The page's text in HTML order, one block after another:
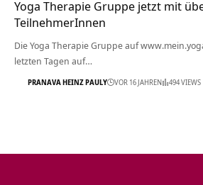
Yoga Therapie Gruppe jetzt mit
TeilnehmerInnen
Die Yoga Therapie Gruppe auf
letzten Tagen auf…
PRANAVA HEINZ PAULY VOR 16 JAHREN 494 VIEWS